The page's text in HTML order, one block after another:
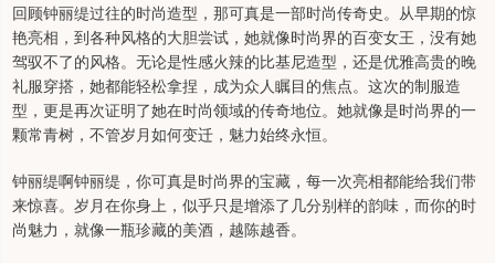
回顾钟丽缇过往的时尚造型，那可真是一部时尚传奇史。从早期的惊
艳亮相，到各种风格的大胆尝试，她就像时尚界的百变女王，没有她
驾驭不了的风格。无论是性感火辣的比基尼造型，还是优雅高贵的晚
礼服穿搭，她都能轻松拿捏，成为众人瞩目的焦点。这次的制服造
型，更是再次证明了她在时尚领域的传奇地位。她就像是时尚界的一
颗常青树，不管岁月如何变迁，魅力始终永恒。
钟丽缇啊钟丽缇，你可真是时尚界的宝藏，每一次亮相都能给我们带
来惊喜。岁月在你身上，似乎只是增添了几分别样的韵味，而你的时
尚魅力，就像一瓶珍藏的美酒，越陈越香。